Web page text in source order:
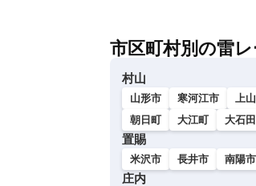
市区町村別の雷
村山
山形市 寒河江市 上
朝日町
大江町 大石
置賜
米沢市 長井市 南陽市
庄内